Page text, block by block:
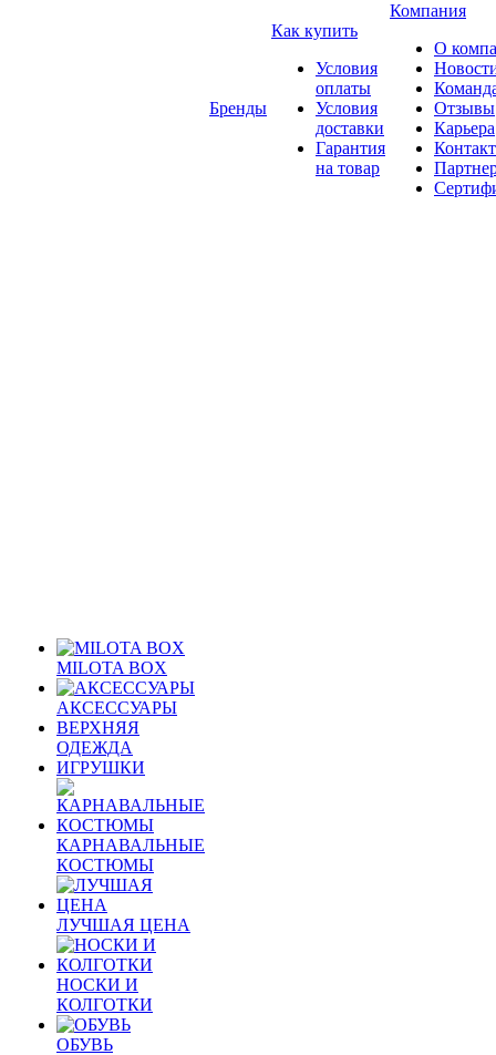
MILOTA BOX
АКСЕССУАРЫ
ВЕРХНЯЯ
ОДЕЖДА
ИГРУШКИ
КАРНАВАЛЬНЫЕ
КОСТЮМЫ
ЛУЧШАЯ ЦЕНА
НОСКИ И
КОЛГОТКИ
ОБУВЬ
Бренды
Как купить
Условия
оплаты
Условия
доставки
Гарантия
на товар
Компания
О
Отзывы
Карьера